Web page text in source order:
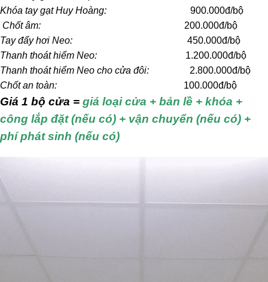
Khóa tay gạt Huy Hoàng: 900.000đ/bộ
Chốt âm:
200.000đ/bộ
Tay đẩy hơi Neo:
450.000đ/bộ
Thanh thoát hiểm Neo: 1.200.000đ/bộ
Thanh thoát hiểm Neo cho cửa đôi: 2.800.000đ/bộ
Chốt an toàn: 100.000đ/bộ
Giá 1 bộ cửa = giá loại cửa + bản lề + khóa +
công lắp đặt (nếu có) + vận chuyển (nếu có) +
phí phát sinh (nếu có)